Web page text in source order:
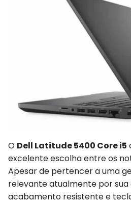
O Dell Latitude 5400 Core i5
excelente escolha entre os
Apesar de pertencer a uma
relevante atualmente por sua
acabamento resistente e